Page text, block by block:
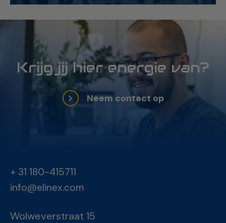
Krijg jij hier energie van?
Neem contact op
+ 31 180-415711
info@elinex.com
Wolweverstraat 15